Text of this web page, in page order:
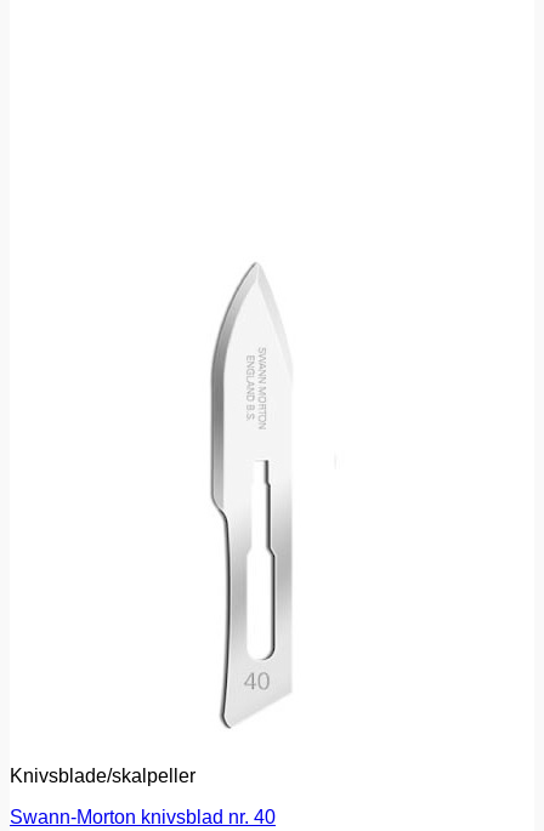
Knivsblade/skalpeller
Swann-Morton knivsblad nr. 40